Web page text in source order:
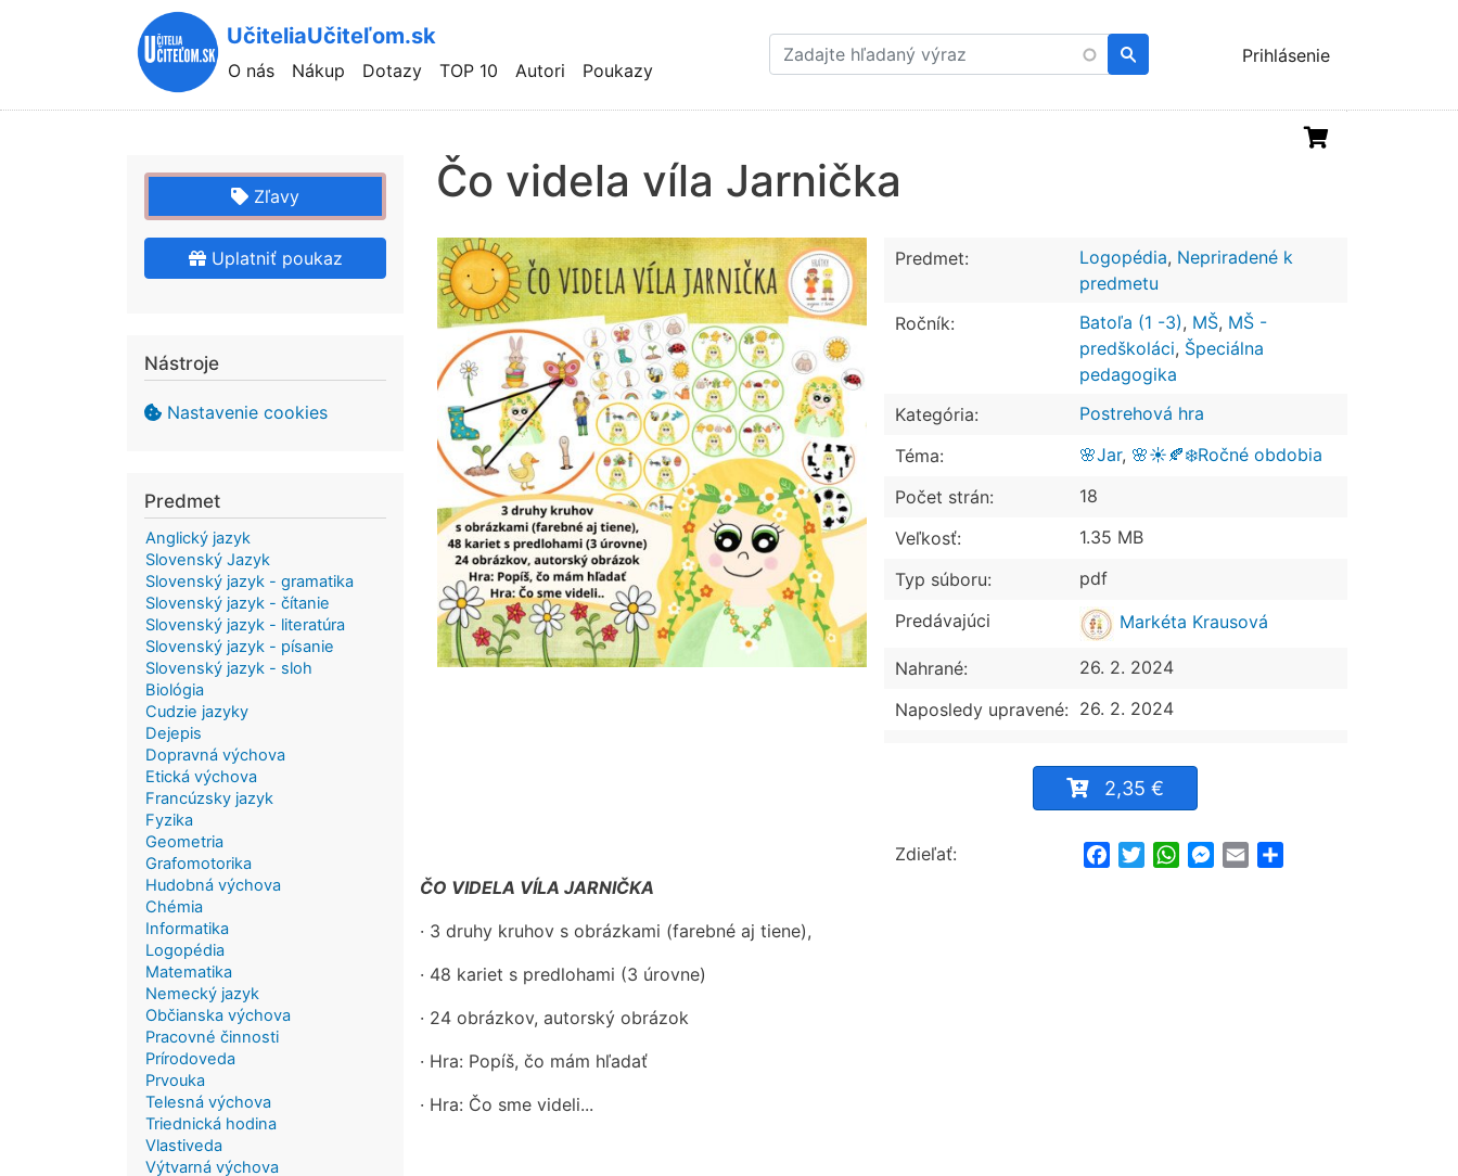
hlavný
UčiteliaUčiteľom.sk
Menu
Prihlásenie
Hlavní
navigace
O nás Nákup Dotazy TOP 10 Autori Poukazy
Čo videla víla Jarnička
Predmet: Logopédia, Nepriradené k
predmetu
Ročník:
Batoľa (1 -3), MŠ, MŠ -
predškoláci, Špeciálna
pedagogika
Kategória:
Postrehová hra
Téma:
🌸Jar, 🌸☀️🍂❄️Ročné obdobia
Počet strán:
18
Veľkosť:
1.35 MB
Typ súboru:
pdf
Predávajúci
Markéta Krausová
Nahrané:
26. 2. 2024
Naposledy upravené: 26. 2. 2024
2,35 €
Zdieľať: FacebookTwitterWhatsApp
Messenger
Email
ČO VIDELA VÍLA JARNIČKA
· 3 druhy kruhov s obrázkami (farebné aj tiene),
· 48 kariet s predlohami (3 úrovne)
· 24 obrázkov, autorský obrázok
· Hra: Popíš, čo mám hľadať
· Hra: Čo sme videli...
Zľavy
Uplatniť poukaz
Nástroje
Nastavenie cookies
Predmet
Anglický jazyk
Slovenský Jazyk
Slovenský jazyk - gramatika
Slovenský jazyk - čítanie
Slovenský jazyk - literatúra
Slovenský jazyk - písanie
Slovenský jazyk - sloh
Biológia
Cudzie jazyky
Dejepis
Dopravná výchova
Etická výchova
Francúzsky jazyk
Fyzika
Geometria
Grafomotorika
Hudobná výchova
Chémia
Informatika
Logopédia
Matematika
Nemecký jazyk
Občianska výchova
Pracovné činnosti
Prírodoveda
Prvouka
Telesná výchova
Triednická hodina
Vlastiveda
Výtvarná výchova